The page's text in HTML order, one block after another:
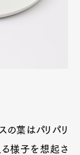
の葉はパリパリ
様子を想起さ